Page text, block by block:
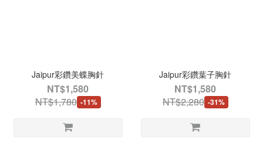
Jaipur彩鑽美蝶胸針
NT$1,580
NT$1,780 -11%
Jaipur彩鑽葉子胸針
NT$1,580
NT$2,280 -31%